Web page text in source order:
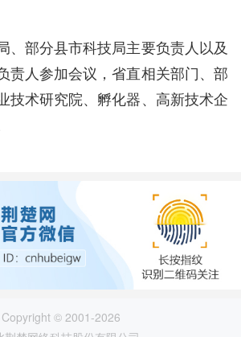
、部分县市科技局主要负责人以及
责人参加会议，省直相关部门、部
技术研究院、孵化器、高新技术企
Copyright © 2001-2026